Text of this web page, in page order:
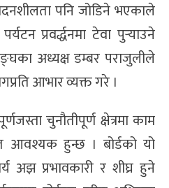
पनि जोडिने भएकाले
प्रवर्द्धनमा टेवा पुर्‍याउने
अध्यक्ष डम्बर पराजुलीले
आभार व्यक्त गरे ।
चुनौतीपूर्ण क्षेत्रमा काम
आवश्यक हुन्छ । बोर्डको यो
अझ प्रभावकारी र शीघ्र हुने